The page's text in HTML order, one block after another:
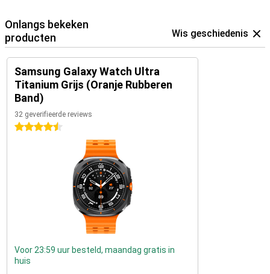
Onlangs bekeken
producten
Wis geschiedenis
Samsung Galaxy Watch Ultra
Titanium Grijs (Oranje Rubberen
Band)
32 geverifieerde reviews
4.5 sterren
Voor 23:59 uur besteld, maandag gratis in
huis